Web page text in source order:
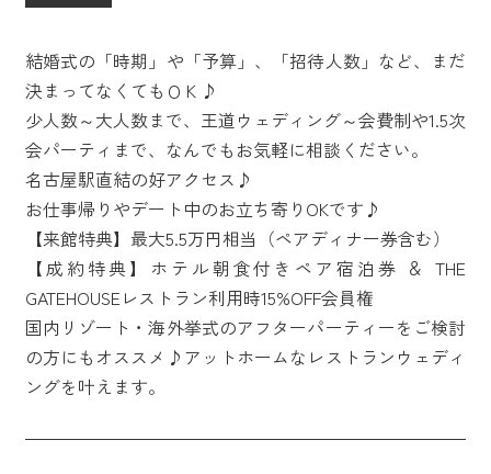
結婚式の「時期」や「予算」、「招待人数」など、まだ
決まってなくてもＯＫ♪
少人数～大人数まで、王道ウェディング～会費制や1.5次
会パーティまで、なんでもお気軽に相談ください。
名古屋駅直結の好アクセス♪
お仕事帰りやデート中のお立ち寄りOKです♪
【来館特典】最大5.5万円相当（ペアディナー券含む）
【成約特典】ホテル朝食付きペア宿泊券 ＆ THE
GATEHOUSEレストラン利用時15%OFF会員権
国内リゾート・海外挙式のアフターパーティーをご検討
の方にもオススメ♪アットホームなレストランウェディ
ングを叶えます。